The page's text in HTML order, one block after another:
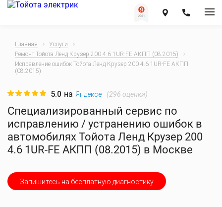
Главная
Услуги
Ремонт Тойота Ленд Крузер 200 4.6 1UR-FE АКПП (08.2015)
Исправление ошибок Тойота Ленд Крузер 200 4.6 1UR-FE АКПП
(08.2015)
Специализированный сервис по
исправлению / устранению ошибок в
автомобилях Тойота Ленд Крузер 200
4.6 1UR-FE АКПП (08.2015) в Москве
5.0 на Яндексе (296 оценки)
Запишитесь на бесплатную диагностику